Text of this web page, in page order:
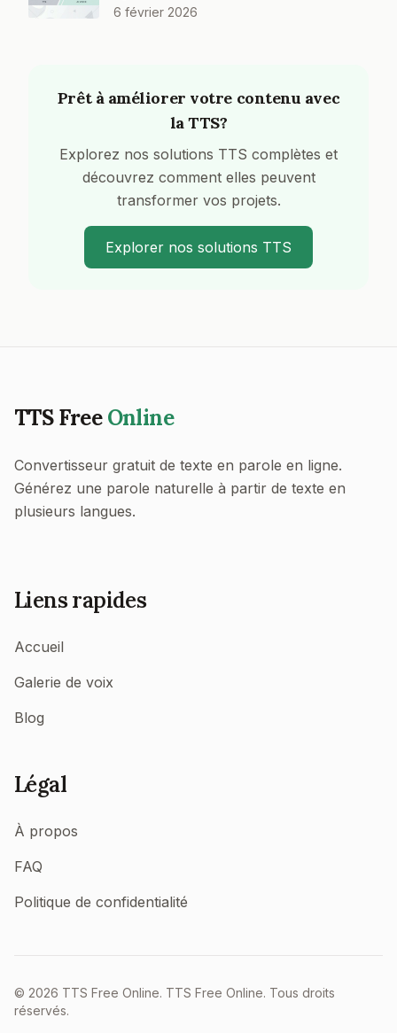
6 février 2026
Prêt à améliorer votre contenu avec
la TTS?
Explorez nos solutions TTS complètes et
découvrez comment elles peuvent
transformer vos projets.
Explorer nos solutions TTS
TTS FreeOnline
Convertisseur gratuit de texte en parole en ligne.
Générez une parole naturelle à partir de texte en
plusieurs langues.
Liens rapides
Accueil
Galerie de voix
Blog
Légal
À propos
FAQ
Politique de confidentialité
© 2026 TTS Free Online. TTS Free Online. Tous droits
réservés.